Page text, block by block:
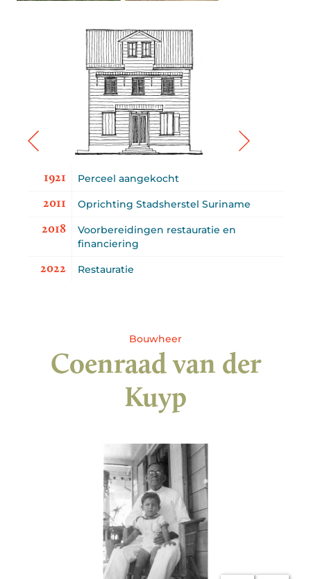
1921 Perceel aangekocht
2011 Oprichting Stadsherstel Suriname
2018
Voorbereidingen restauratie en
financiering
2022 Restauratie
Bouwheer
Coenraad van der
Kuyp